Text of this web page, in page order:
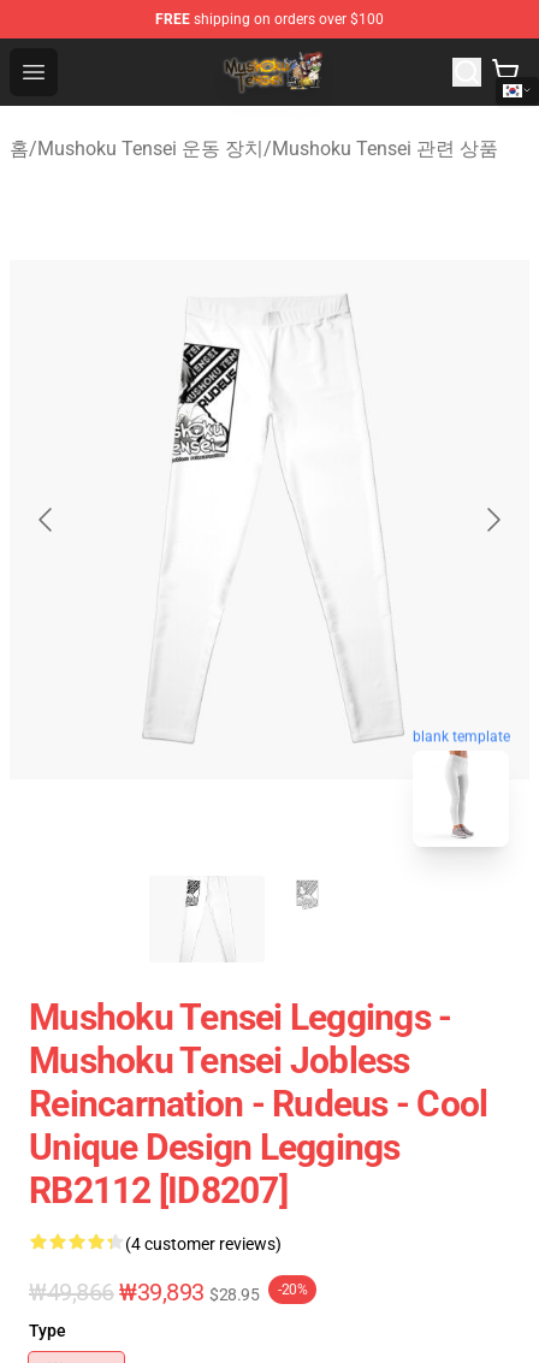
FREE shipping on orders over $100
Open menu
Mushoku Tensei Store - Official Mushoku Tensei
홈/Mushoku Tensei 운동 장치/Mushoku Tensei 관련 상품
blank template
Mushoku Tensei Leggings -
Mushoku Tensei Jobless
Reincarnation - Rudeus - Cool
Unique Design Leggings
RB2112 [ID8207]
(4 customer reviews)
₩49,866₩39,893 $28.95 -20%
Type